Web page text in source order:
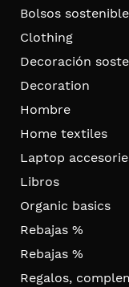
Bolsos
Clothing
Decoración
Decoration
Hombre
Home textiles
Laptop
Libros
Organic basics
Rebajas %
Rebajas %
Regalos,